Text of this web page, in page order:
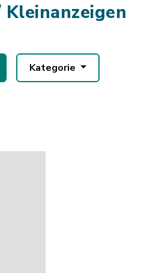
Kategorie